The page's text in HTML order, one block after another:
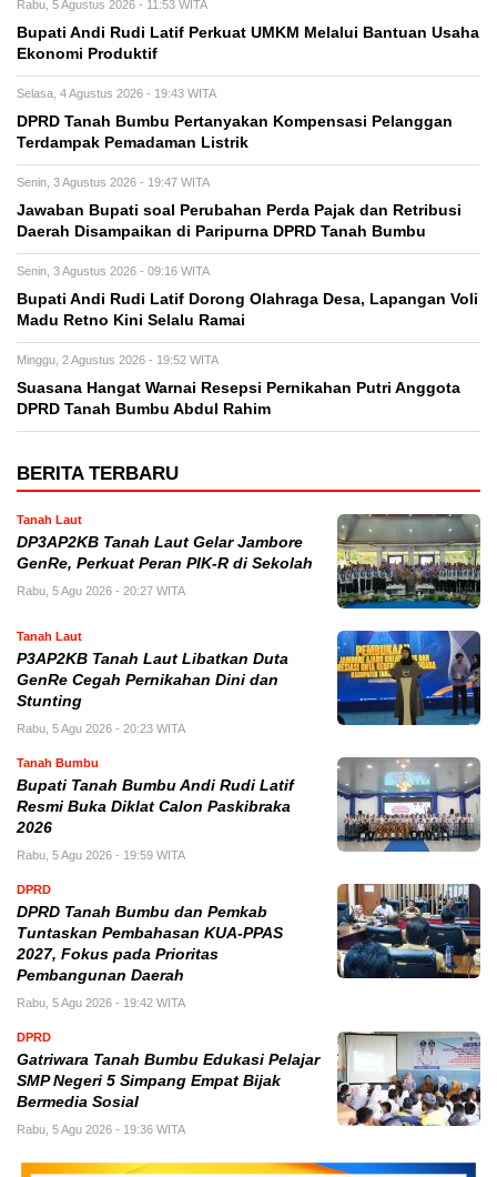
Rabu, 5 Agustus 2026 - 11:53 WITA
Bupati Andi Rudi Latif Perkuat UMKM Melalui Bantuan Usaha
Ekonomi Produktif
Selasa, 4 Agustus 2026 - 19:43 WITA
DPRD Tanah Bumbu Pertanyakan Kompensasi Pelanggan
Terdampak Pemadaman Listrik
Senin, 3 Agustus 2026 - 19:47 WITA
Jawaban Bupati soal Perubahan Perda Pajak dan Retribusi
Daerah Disampaikan di Paripurna DPRD Tanah Bumbu
Senin, 3 Agustus 2026 - 09:16 WITA
Bupati Andi Rudi Latif Dorong Olahraga Desa, Lapangan Voli
Madu Retno Kini Selalu Ramai
Minggu, 2 Agustus 2026 - 19:52 WITA
Suasana Hangat Warnai Resepsi Pernikahan Putri Anggota
DPRD Tanah Bumbu Abdul Rahim
BERITA TERBARU
Tanah Laut
DP3AP2KB Tanah Laut Gelar Jambore
GenRe, Perkuat Peran PIK-R di Sekolah
Rabu, 5 Agu 2026 - 20:27 WITA
Tanah Laut
P3AP2KB Tanah Laut Libatkan Duta
GenRe Cegah Pernikahan Dini dan
Stunting
Rabu, 5 Agu 2026 - 20:23 WITA
Tanah Bumbu
Bupati Tanah Bumbu Andi Rudi Latif
Resmi Buka Diklat Calon Paskibraka
2026
Rabu, 5 Agu 2026 - 19:59 WITA
DPRD
DPRD Tanah Bumbu dan Pemkab
Tuntaskan Pembahasan KUA-PPAS
2027, Fokus pada Prioritas
Pembangunan Daerah
Rabu, 5 Agu 2026 - 19:42 WITA
DPRD
Gatriwara Tanah Bumbu Edukasi Pelajar
SMP Negeri 5 Simpang Empat Bijak
Bermedia Sosial
Rabu, 5 Agu 2026 - 19:36 WITA